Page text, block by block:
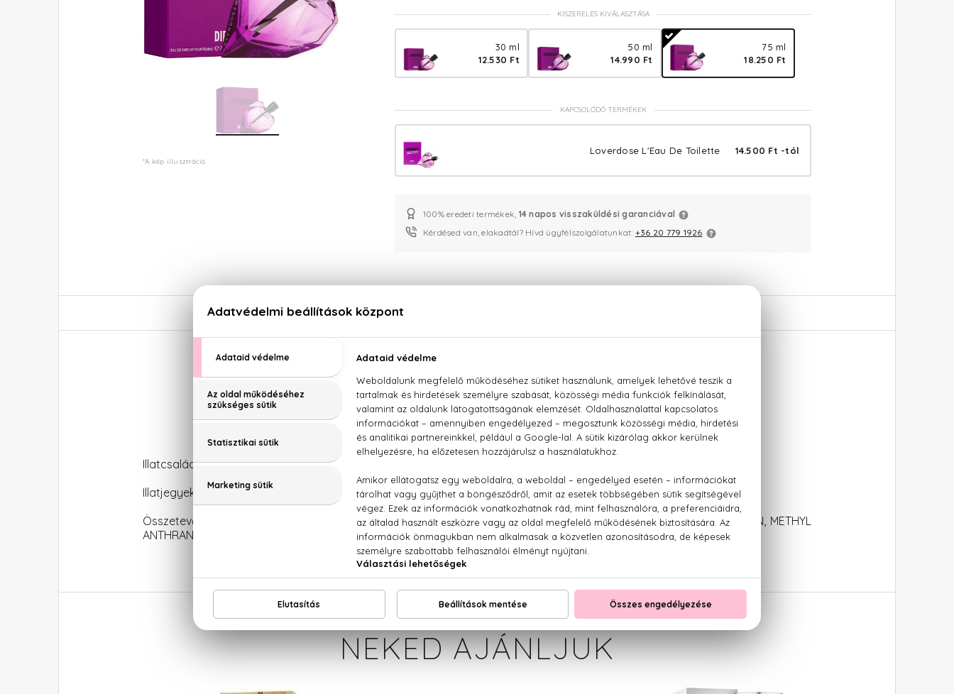
*A kép illusztráció
KISZERELÉS KIVÁLASZTÁSA
30 ml
12.530 Ft
50 ml
14.990 Ft
75 ml
18.250 Ft
KAPCSOLÓDÓ TERMÉKEK
Loverdose L'Eau De Toilette 14.500 Ft -tól
100% eredeti termékek, 14 napos visszaküldési garanciával
Kérdésed van, elakadtál? Hívd ügyfélszolgálatunkat: +36 20 779 1926
LEÍRÁS
Diesel Loverdose Eau De Parfum
Illatcsalád: Orientális-vaníliás
Illatjegyek: Mandarin, csillagánizs, jázmin, gardénia, édesgyökér, vanília, medvecukor, ámbra, fás jegyek
Összetevők: ALCOHOL, PARFUM / FRAGRANCE, AQUA / WATER, HYDROXYCITRONELLAL, LIMONENE, BHT, COUMARIN, METHYL
ANTHRANILATE, BENZYL ALCOHOL, BENZYL BENZOATE, LINALOOL, FARNESOL (F.I.L. B48488/1).
NEKED AJÁNLJUK